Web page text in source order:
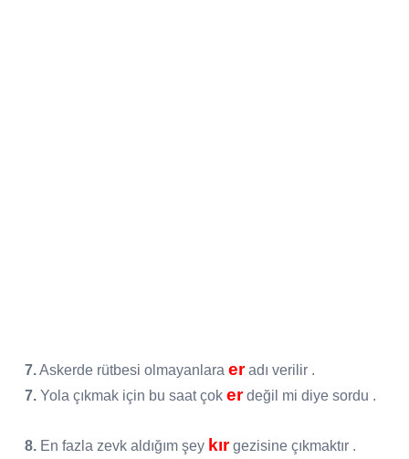
7.Askerde rütbesi olmayanlara eradı verilir .
7. Yola çıkmak için bu saat çok erdeğil mi diye sordu .
8. En fazla zevk aldığım şey kırgezisine çıkmaktır .